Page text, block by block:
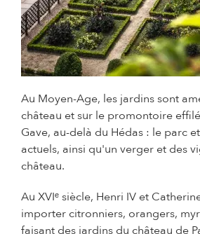
Au Moyen-Age, les jardins sont
château et sur le promontoire
Gave, au-delà du Hédas : le parc
actuels, ainsi qu'un verger et des
château.
Au XVIᵉ siècle, Henri IV et
importer citronniers, orangers,
faisant des jardins du château de